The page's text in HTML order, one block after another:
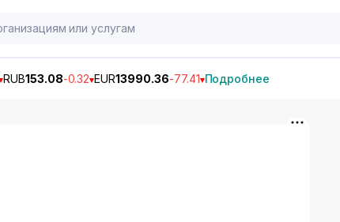
RUB153.08-0.32 EUR13990.36-77.41 Подробнее